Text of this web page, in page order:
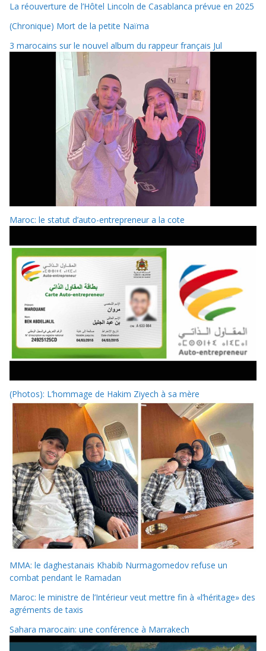
La réouverture de l’Hôtel Lincoln de Casablanca prévue en 2025
(Chronique) Mort de la petite Naïma
3 marocains sur le nouvel album du rappeur français Jul
Maroc: le statut d’auto-entrepreneur a la cote
(Photos): L’hommage de Hakim Ziyech à sa mère
MMA: le daghestanais Khabib Nurmagomedov refuse un
combat pendant le Ramadan
Maroc: le ministre de l’Intérieur veut mettre fin à «l’héritage» des
agréments de taxis
Sahara marocain: une conférence à Marrakech